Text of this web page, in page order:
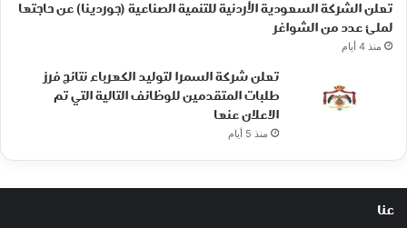
تعلن الشركة السعودية الأردنية للتنمية الصناعية (جوردينا) عن حاجتها
لملئ عدد من الشواغر
منذ 4 أيام
تعلن شركة السمرا لتوليد الكهرباء نتائج فرز
طلبات المتقدمين للوظائف التالية التي تم
الاعلان عنها
منذ 5 أيام
عنا